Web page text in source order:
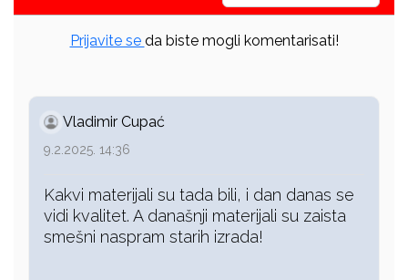
Prijavite se da biste mogli komentarisati!
Vladimir Cupać
9.2.2025. 14:36
Kakvi materijali su tada bili, i dan danas se
vidi kvalitet. A današnji materijali su zaista
smešni naspram starih izrada!